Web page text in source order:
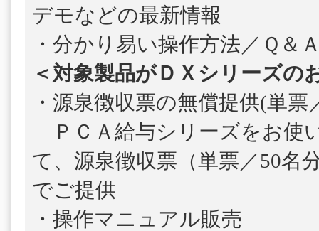
デモなどの最新情報
・分かり易い操作方法／Ｑ＆
＜対象製品がＤＸシリーズの
・源泉徴収票の無償提供(単票
ＰＣＡ給与シリーズをお使
て、源泉徴収票（単票／50名
でご提供
・操作マニュアル販売